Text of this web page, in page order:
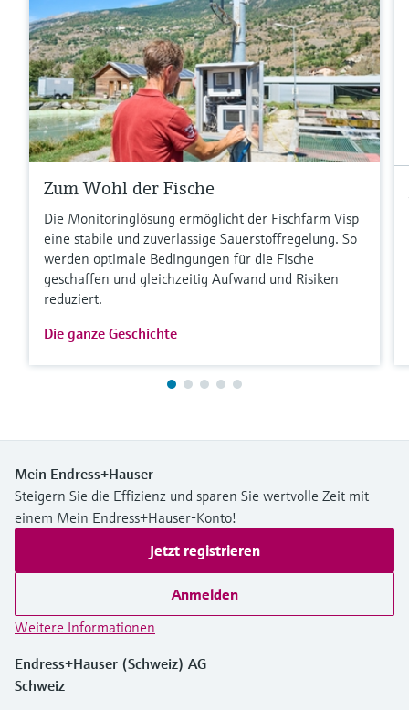
Zum Wohl der Fische
Die Monitoringlösung ermöglicht der Fischfarm Visp
eine stabile und zuverlässige Sauerstoffregelung. So
werden optimale Bedingungen für die Fische
geschaffen und gleichzeitig Aufwand und Risiken
reduziert.
Die ganze Geschichte
Mein Endress+Hauser
Steigern Sie die Effizienz und sparen Sie wertvolle Zeit mit
einem Mein Endress+Hauser-Konto!
Jetzt registrieren
Anmelden
Weitere Informationen
Endress+Hauser (Schweiz) AG
Schweiz